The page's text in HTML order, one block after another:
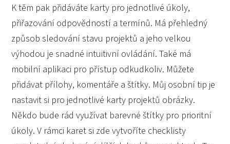
K těm pak přidáváte karty pro jednotlivé úkoly,
přiřazování odpovědností a termínů. Má přehledný
způsob sledování stavu projektů a jeho velkou
výhodou je snadné intuitivní ovládání. Také má
mobilní aplikaci pro přístup odkudkoliv. Můžete
přidávat přílohy, komentáře a štítky. Můj osobní tip je
nastavit si pro jednotlivé karty projektů obrázky.
Někdo bude rád využívat barevné štítky pro prioritní
úkoly. V rámci karet si zde vytvoříte checklisty